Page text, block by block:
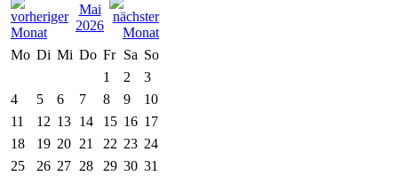
Mai
2026
Mo Di Mi Do Fr Sa So
1
2
3
4
5 6 7 8 9
10
11
12 13 14 15 16 17
18
19 20 21 22 23 24
25
26 27 28 29 30 31